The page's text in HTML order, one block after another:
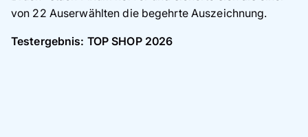
von 22 Auserwählten die begehrte Auszeichnung.
Testergebnis: TOP SHOP 2026